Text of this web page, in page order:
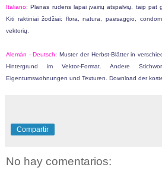
Italiano: Planas rudens lapai įvairių atspalvių, taip pat
Kiti raktiniai žodžiai: flora,natura, paesaggio,
vektorių.
Alemán -Deutsch: Muster der Herbst-Blätter in
Hintergrund im Vektor-Format. Andere
Eigentumswohnungen und Texturen. Download der
Compartir
No hay comentarios: